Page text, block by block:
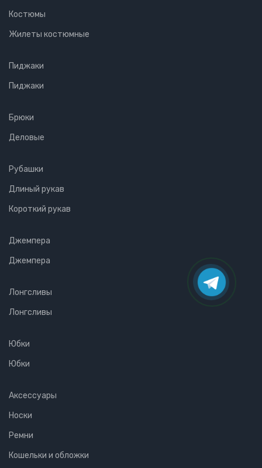
Костюмы
Жилеты костюмные
Пиджаки
Пиджаки
Брюки
Деловые
Рубашки
Длиный рукав
Короткий рукав
Джемпера
Джемпера
Лонгсливы
Лонгсливы
Юбки
Юбки
Аксессуары
Носки
Ремни
Кошельки и обложки